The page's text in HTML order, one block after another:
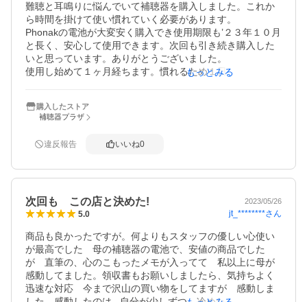
難聴と耳鳴りに悩んでいて補聴器を購入しました。これか
ら時間を掛けて使い慣れていく必要があります。
Phonakの電池が大変安く購入でき使用期限も’２３年１０月
と長く、安心して使用できます。次回も引き続き購入した
いと思っています。ありがとうございました。
使用し始めて１ヶ月経ちます。慣れるため１日5～6時間装
もっとみる
購入したストア
補聴器プラザ
違反報告 いいね0
次回も この店と決めた! 2023/05/26
5.0 jt_********さん
商品も良かったですが。何よりもスタッフの優しい心使い
が最高でした　母の補聴器の電池で、安値の商品でした
が　直筆の、心のこもったメモが入ってて　私以上に母が
感動してました。領収書もお願いしましたら、気持ちよく
迅速な対応　今まで沢山の買い物をしてますが　感動しま